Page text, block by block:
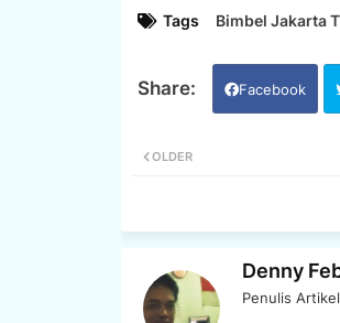
Tags Bimbel Jakarta
Facebook
OLDER
Denny
Penulis